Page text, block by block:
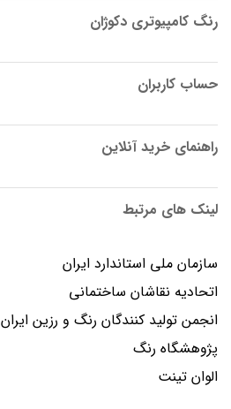
رنگ کامپیوتری دکوژان
حساب کاربران
راهنمای خرید آنلاین
لینک های مرتبط
سازمان ملی استاندارد ایران
اتحادیه نقاشان ساختمانی
انجمن توليد كنندگان رنگ و رزين ايران
پژوهشگاه رنگ
الوان تینت